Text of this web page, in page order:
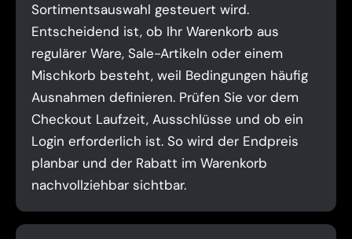
Sortimentsauswahl gesteuert wird.
Entscheidend ist, ob Ihr Warenkorb aus
regulärer Ware, Sale-Artikeln oder einem
Mischkorb besteht, weil Bedingungen häufig
Ausnahmen definieren. Prüfen Sie vor dem
Checkout Laufzeit, Ausschlüsse und ob ein
Login erforderlich ist. So wird der Endpreis
planbar und der Rabatt im Warenkorb
nachvollziehbar sichtbar.